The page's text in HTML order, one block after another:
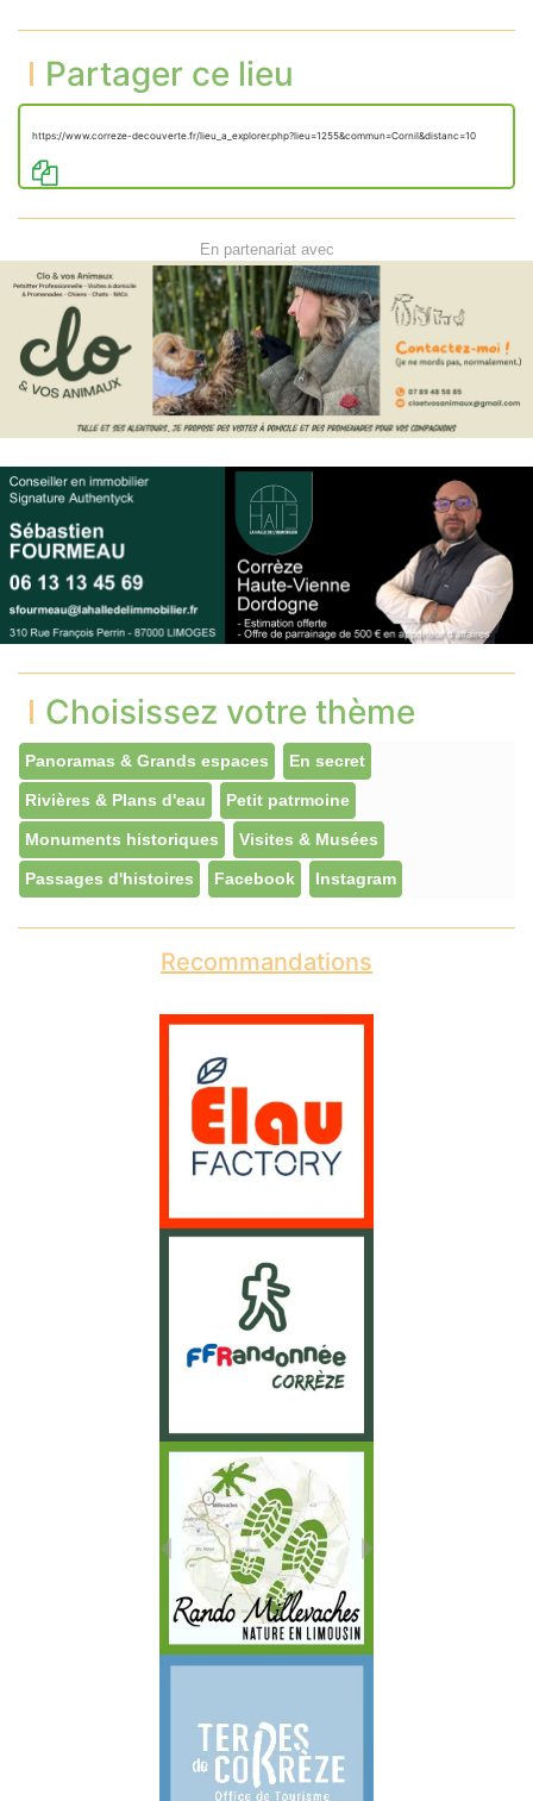
Partager ce lieu
https://www.correze-decouverte.fr/lieu_a_explorer.php?lieu=1255&commun=Cornil&distanc=10
En partenariat avec
Choisissez votre thème
Panoramas & Grands espaces En secret
Rivières & Plans d'eau Petit patrmoine
Monuments historiques Visites & Musées
Passages d'histoires Facebook Instagram
Recommandations